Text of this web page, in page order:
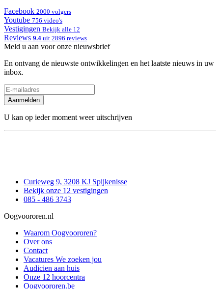
Facebook 2000 volgers
Youtube 756 video's
Vestigingen Bekijk alle 12
Reviews 9.4 uit 2896 reviews
Meld u aan voor onze nieuwsbrief
En ontvang de nieuwste ontwikkelingen en het laatste nieuws in uw
inbox.
Aanmelden
U kan op ieder moment weer uitschrijven
Curieweg 9, 3208 KJ Spijkenisse
Bekijk onze 12 vestigingen
085 - 486 3743
Oogvoororen.nl
Waarom Oogvoororen?
Over ons
Contact
Vacatures We zoeken jou
Audicien aan huis
Onze 12 hoorcentra
Oogvoororen.be